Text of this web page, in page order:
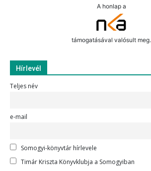
A honlap a
támogatásával valósult meg.
Hírlevél
Teljes név
e-mail
Somogyi-könyvtár hírlevele
Timár Kriszta Könyvklubja a Somogyiban